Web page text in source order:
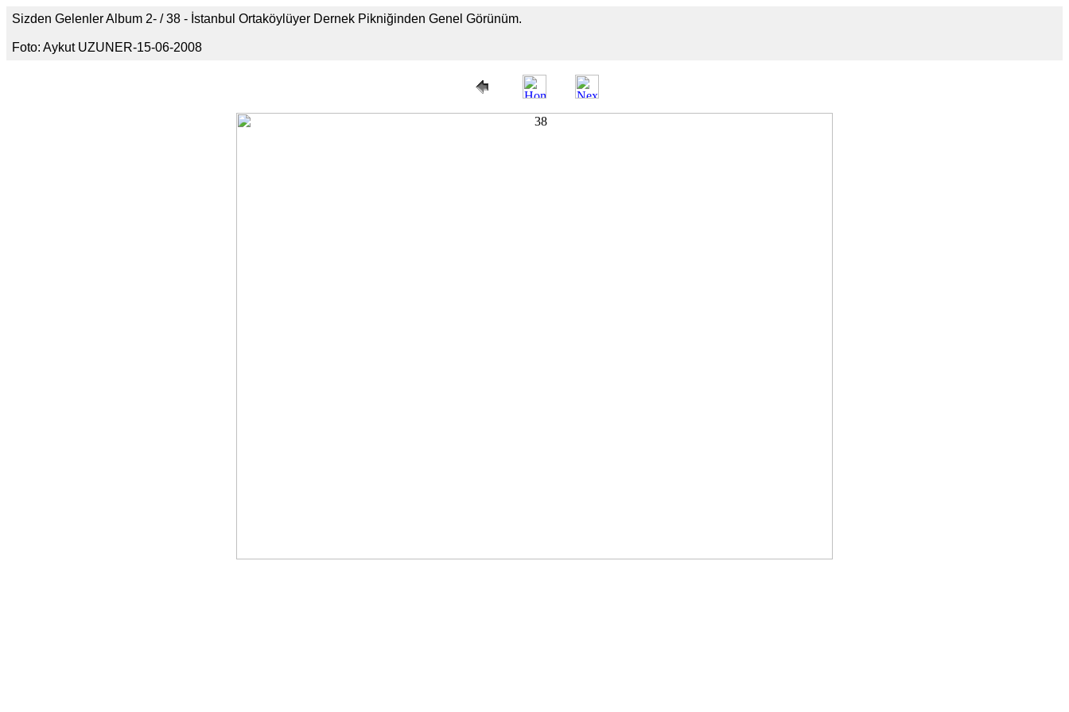
Sizden Gelenler Album 2- / 38 - İstanbul Ortaköylüyer Dernek Pikniğinden Genel Görünüm.
Foto: Aykut UZUNER-15-06-2008